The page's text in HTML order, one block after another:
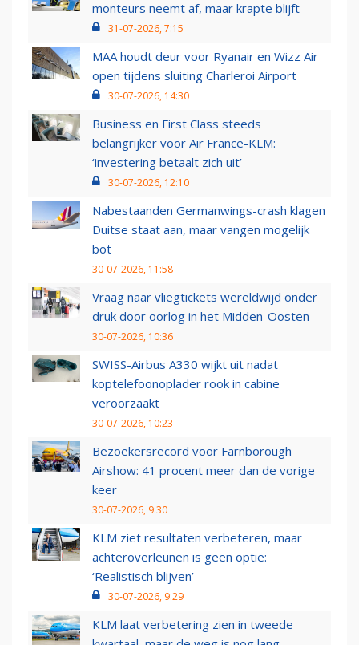
monteurs neemt af, maar krapte blijft
31-07-2026, 7:15
MAA houdt deur voor Ryanair en Wizz Air
open tijdens sluiting Charleroi Airport
30-07-2026, 14:30
Business en First Class steeds
belangrijker voor Air France-KLM:
‘investering betaalt zich uit’
30-07-2026, 12:10
Nabestaanden Germanwings-crash klagen
Duitse staat aan, maar vangen mogelijk
bot
30-07-2026, 11:58
Vraag naar vliegtickets wereldwijd onder
druk door oorlog in het Midden-Oosten
30-07-2026, 10:36
SWISS-Airbus A330 wijkt uit nadat
koptelefoonoplader rook in cabine
veroorzaakt
30-07-2026, 10:23
Bezoekersrecord voor Farnborough
Airshow: 41 procent meer dan de vorige
keer
30-07-2026, 9:30
KLM ziet resultaten verbeteren, maar
achteroverleunen is geen optie:
‘Realistisch blijven’
30-07-2026, 9:29
KLM laat verbetering zien in tweede